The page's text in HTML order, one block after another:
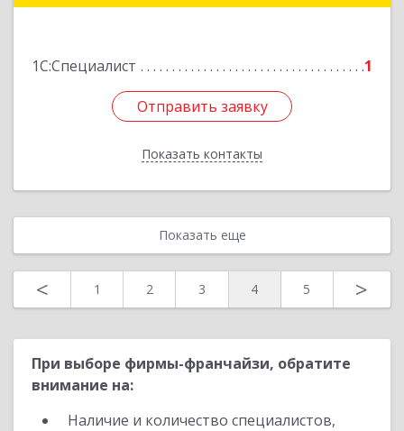
1С:Специалист 1
Отправить заявку
Показать контакты
Подробнее
Отправить заявку
Назад
Показать еще
< 1 2 3 4 5 >
При выборе фирмы-франчайзи, обратите
внимание на:
Наличие и количество специалистов,